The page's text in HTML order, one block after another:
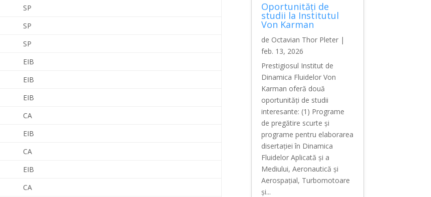
SP
SP
SP
EIB
EIB
EIB
CA
EIB
CA
EIB
CA
Oportunități de
studii la Institutul
Von Karman
de Octavian Thor Pleter |
feb. 13, 2026
Prestigiosul Institut de
Dinamica Fluidelor Von
Karman oferă două
oportunități de studii
interesante: (1) Programe
de pregătire scurte și
programe pentru elaborarea
disertației în Dinamica
Fluidelor Aplicată și a
Mediului, Aeronautică și
Aerospațial, Turbomotoare
și...